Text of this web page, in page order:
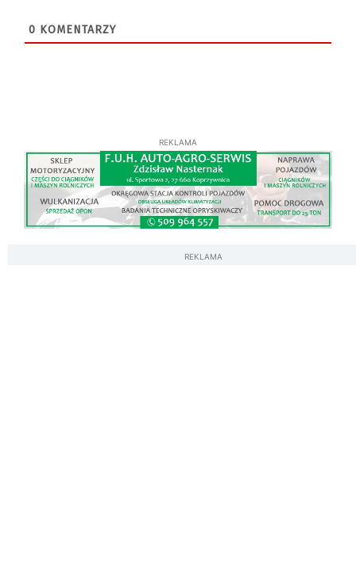
0 KOMENTARZY
REKLAMA
REKLAMA